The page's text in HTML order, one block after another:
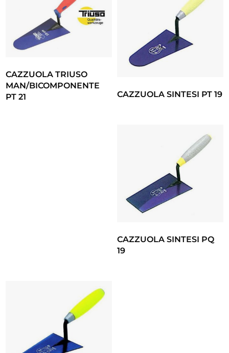
CAZZUOLA TRIUSO
MAN/BICOMPONENTE
PT 21
CAZZUOLA SINTESI PT 19
CAZZUOLA SINTESI PQ
19